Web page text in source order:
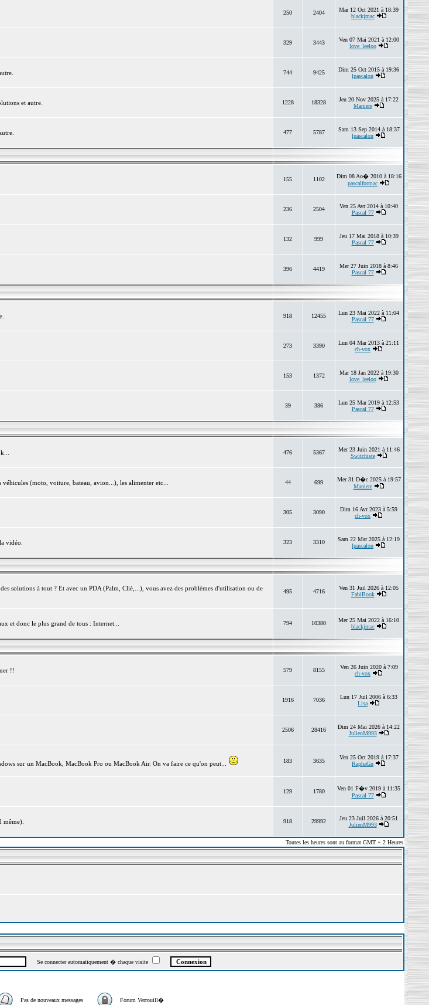
250 2404
Mar 12 Oct 2021 à 18:39
blackjmac
329 3443
Ven 07 Mai 2021 à 12:00
love_leeloo
744 9425
Dim 25 Oct 2015 à 19:36
lpascalon
et autre. 1228 18328
Jeu 20 Nov 2025 à 17:22
Maniere
477 5787
Sam 13 Sep 2014 à 18:37
lpascalon
155 1102
Dim 08 Ao� 2010 à 18:16
pascalformac
236 2504
Ven 25 Avr 2014 à 10:40
Pascal 77
132 999
Jeu 17 Mai 2018 à 10:39
Pascal 77
396 4419
Mer 27 Juin 2018 à 8:46
Pascal 77
918 12455
Lun 23 Mai 2022 à 11:04
Pascal 77
273 3390
Lun 04 Mar 2013 à 21:11
ch-vox
153 1372
Mar 18 Jan 2022 à 19:30
love_leeloo
39 386
Lun 25 Mar 2019 à 12:53
Pascal 77
476 5367
Mer 23 Juin 2021 à 11:46
Switchiste
(moto, voiture, bateau, avion...), les alimenter etc... 44 699
Mer 31 D�c 2025 à 19:57
Maniere
305 3090
Dim 16 Avr 2023 à 5:59
ch-vox
vidéo. 323 3310
Sam 22 Mar 2025 à 12:19
lpascalon
solutions à tout ? Et avec un PDA (Palm, Clié,...), vous avez des problèmes d'utilisation ou de
495 4716
Ven 31 Juil 2026 à 12:05
FabiBook
et donc le plus grand de tous : Internet... 794 10380
Mer 25 Mai 2022 à 16:10
blackjmac
!! 579 8155
Ven 26 Juin 2020 à 7:09
ch-vox
1916 7036
Lun 17 Juil 2006 à 6:33
Lisa
2506 28416
Dim 24 Mai 2026 à 14:22
JulienM993
sur un MacBook, MacBook Pro ou MacBook Air. On va faire ce qu'on peut... 183 3635
Ven 25 Oct 2019 à 17:37
RaphaGn
129 1780
Ven 01 F�v 2019 à 11:35
Pascal 77
même). 918 29992
Jeu 23 Juil 2026 à 20:51
JulienM993
Toutes les heures sont au format GMT + 2 Heures
Se connecter automatiquement � chaque visite
Pas de nouveaux messages Forum Verrouill�